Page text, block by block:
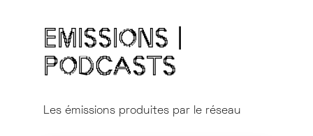
EMISSIONS |
PODCASTS
Les émissions produites par le réseau